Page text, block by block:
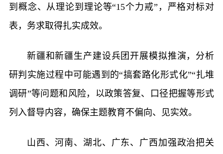
到概念、从理论到理论等“15个力戒”，严格对标对
表，务求取得扎实成效。
新疆和新疆生产建设兵团开展模拟推演，分析
研判实施过程中可能遇到的“搞套路化形式化”“扎堆
调研”等问题和风险，以政策答复、口径把握等形式
列入督导内容，确保主题教育不偏向、见实效。
山西、河南、湖北、广东、广西加强政治把关